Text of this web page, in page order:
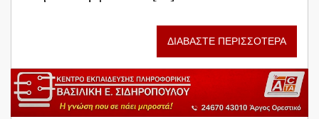
ΔΙΑΒΑΣΤΕ ΠΕΡΙΣΣΟΤΕΡΑ